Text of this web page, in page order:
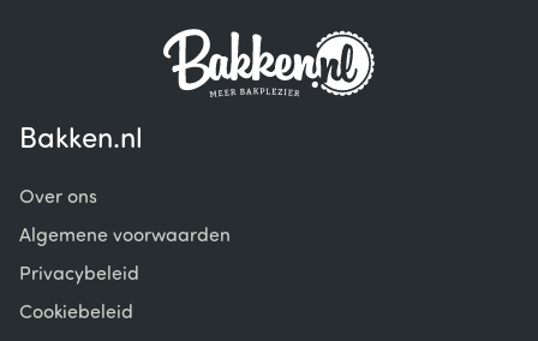
Bakken.nl
Over ons
Algemene voorwaarden
Privacybeleid
Cookiebeleid